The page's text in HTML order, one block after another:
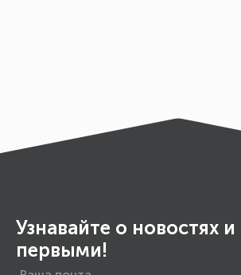
Узнавайте о новостях
первыми!